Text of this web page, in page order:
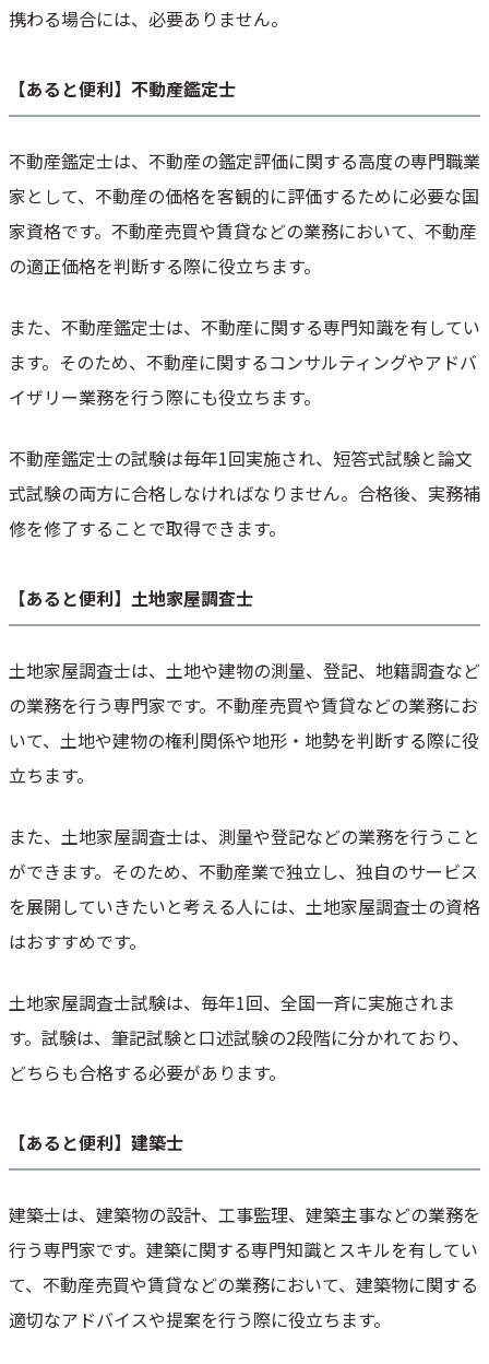
携わる場合には、必要ありません。
【あると便利】不動産鑑定士
不動産鑑定士は、不動産の鑑定評価に関する高度の専門職業
家として、不動産の価格を客観的に評価するために必要な国
家資格です。不動産売買や賃貸などの業務において、不動産
の適正価格を判断する際に役立ちます。
また、不動産鑑定士は、不動産に関する専門知識を有してい
ます。そのため、不動産に関するコンサルティングやアドバ
イザリー業務を行う際にも役立ちます。
不動産鑑定士の試験は毎年1回実施され、短答式試験と論文
式試験の両方に合格しなければなりません。合格後、実務補
修を修了することで取得できます。
【あると便利】土地家屋調査士
土地家屋調査士は、土地や建物の測量、登記、地籍調査など
の業務を行う専門家です。不動産売買や賃貸などの業務にお
いて、土地や建物の権利関係や地形・地勢を判断する際に役
立ちます。
また、土地家屋調査士は、測量や登記などの業務を行うこと
ができます。そのため、不動産業で独立し、独自のサービス
を展開していきたいと考える人には、土地家屋調査士の資格
はおすすめです。
土地家屋調査士試験は、毎年1回、全国一斉に実施されま
す。試験は、筆記試験と口述試験の2段階に分かれており、
どちらも合格する必要があります。
【あると便利】建築士
建築士は、建築物の設計、工事監理、建築主事などの業務を
行う専門家です。建築に関する専門知識とスキルを有してい
て、不動産売買や賃貸などの業務において、建築物に関する
適切なアドバイスや提案を行う際に役立ちます。